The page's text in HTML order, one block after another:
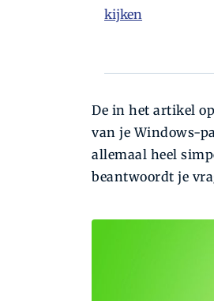
De in het artikel
van je Windows-
allemaal heel
beantwoordt je